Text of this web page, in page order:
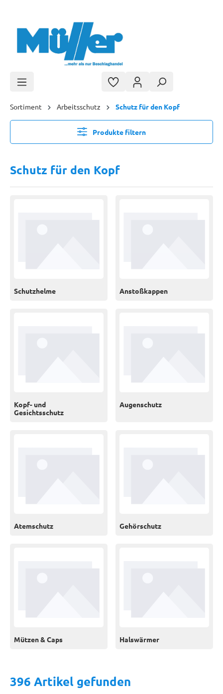
Sortiment Arbeitsschutz Schutz für den Kopf
Produkte filtern
Schutz für den Kopf
Schutzhelme Anstoßkappen
Kopf- und
Gesichtsschutz
Augenschutz
Atemschutz Gehörschutz
Mützen & Caps Halswärmer
396 Artikel gefunden